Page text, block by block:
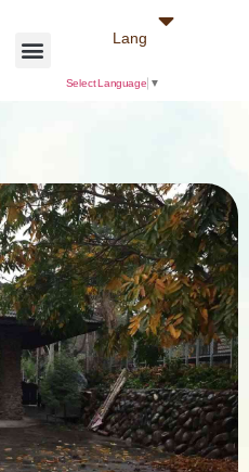
Lang
Select Language ▼